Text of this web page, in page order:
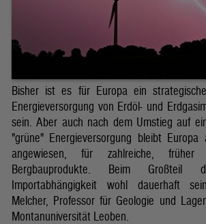
Bisher ist es für Europa ein
Energieversorgung von Erdöl- und
sein. Aber auch nach dem Umstieg auf
"grüne" Energieversorgung bleibt Europa
angewiesen, für zahlreiche, früher
Bergbauprodukte. Beim
Importabhängigkeit wohl dauerhaft
Melcher, Professor für Geologie und
Montanuniversität Leoben.